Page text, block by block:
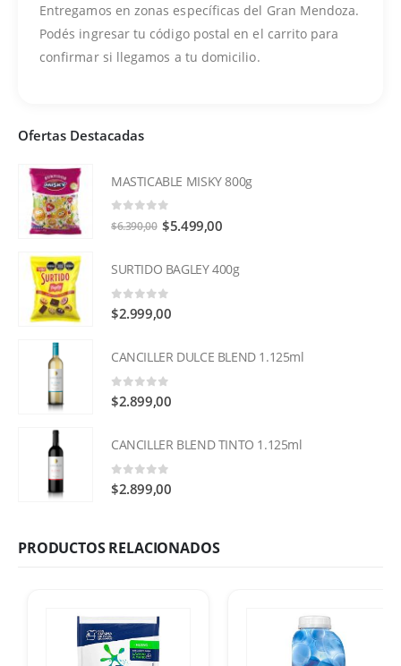
Entregamos en zonas específicas del Gran Mendoza.
Podés ingresar tu código postal en el carrito para
confirmar si llegamos a tu domicilio.
Ofertas Destacadas
MASTICABLE MISKY 800g
out of 5
$6.390,00 El
era:
$6.390,00.
$5.499,00El
es:
SURTIDO BAGLEY 400g
0out of 5
$2.999,00
CANCILLER DULCE BLEND 1.125ml
0 out of 5
$2.899,00
CANCILLER BLEND TINTO 1.125ml
0 out of 5
$2.899,00
PRODUCTOS RELACIONADOS